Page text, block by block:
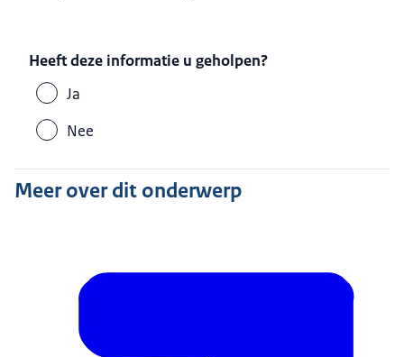
Heeft deze informatie u geholpen?
Ja
Nee
Meer over dit onderwerp